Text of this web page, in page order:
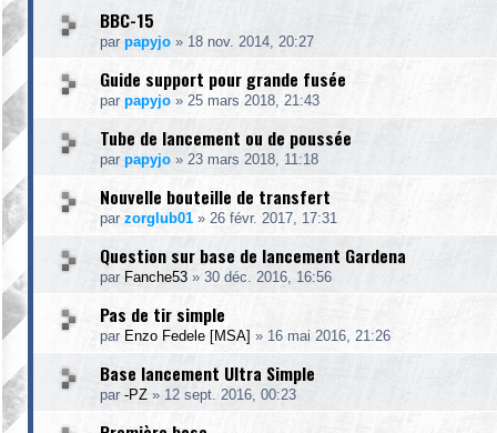
BBC-15
par papyjo » 18 nov. 2014, 20:27
Guide support pour grande fusée
par papyjo » 25 mars 2018, 21:43
Tube de lancement ou de poussée
par papyjo » 23 mars 2018, 11:18
Nouvelle bouteille de transfert
par zorglub01 » 26 févr. 2017, 17:31
Question sur base de lancement Gardena
par Fanche53 » 30 déc. 2016, 16:56
Pas de tir simple
par Enzo Fedele [MSA] » 16 mai 2016, 21:26
Base lancement Ultra Simple
par -PZ » 12 sept. 2016, 00:23